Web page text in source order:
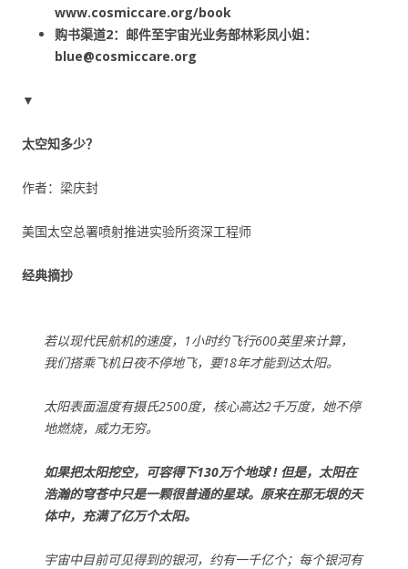
www.cosmiccare.org/book
购书渠道2： 邮件至宇宙光业务部林彩凤小姐：
blue@cosmiccare.org
▼
太空知多少？
作者：梁庆封
美国太空总署喷射推进实验所资深工程师
经典摘抄
若以现代民航机的速度，1小时约飞行600英里来计算，
我们搭乘飞机日夜不停地飞，要18年才能到达太阳。
太阳表面温度有摄氏2500度，核心高达2千万度，她不停
地燃烧，威力无穷。
如果把太阳挖空，可容得下130万个地球 ! 但是，太阳在
浩瀚的穹苍中只是一颗很普通的星球。原来在那无垠的天
体中，充满了亿万个太阳。
宇宙中目前可见得到的银河，约有一千亿个；每个银河有